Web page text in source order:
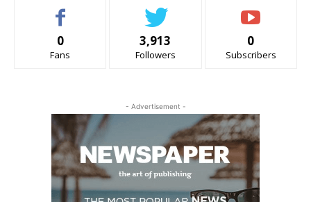
0
Fans
3,913
Followers
0
Subscribers
- Advertisement -